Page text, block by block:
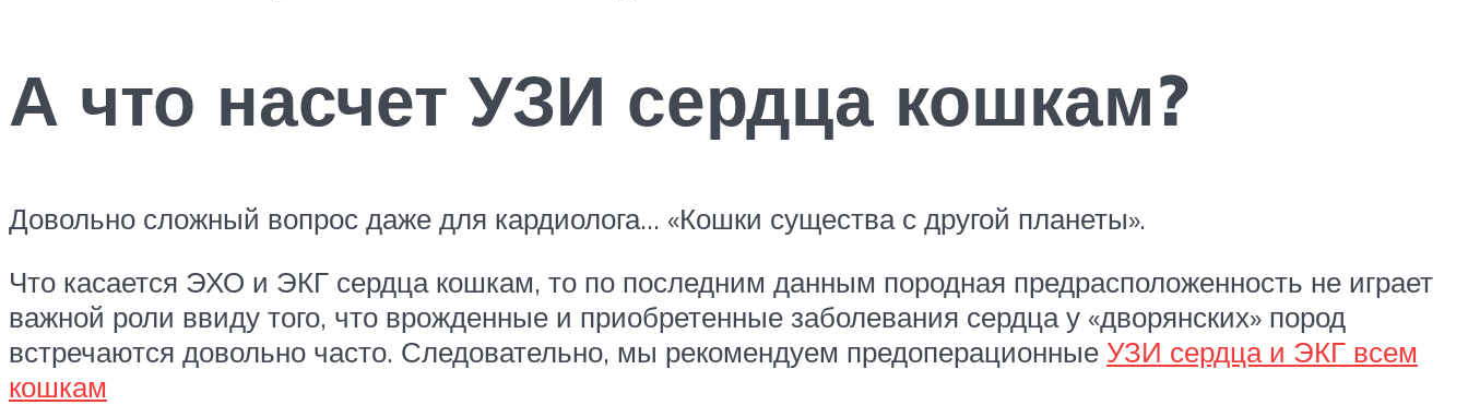
А что насчет УЗИ сердца кошкам?
Довольно сложный вопрос даже для кардиолога… «Кошки существа с другой планеты».
Что касается ЭХО и ЭКГ сердца кошкам, то по последним данным породная предрасположенность не играет
важной роли ввиду того, что врожденные и приобретенные заболевания сердца у «дворянских» пород
встречаются довольно часто. Следовательно, мы рекомендуем предоперационные УЗИ сердца и ЭКГ всем
кошкам